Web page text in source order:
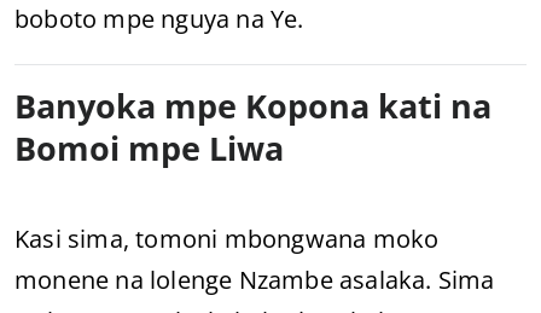
boboto mpe nguya na Ye.
Banyoka mpe Kopona kati na
Bomoi mpe Liwa
Kasi sima, tomoni mbongwana moko
monene na lolenge Nzambe asalaka. Sima